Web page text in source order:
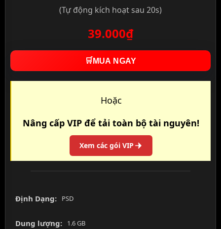
(Tự động kích hoạt sau 20s)
39.000₫
🛒 MUA NGAY
Hoặc
Nâng cấp VIP để tải toàn bộ tài nguyên!
Xem các gói VIP
Định Dạng: PSD
Dung lượng: 1.6 GB